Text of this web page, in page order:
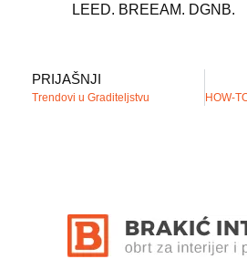
LEED. BREEAM. DGNB.
PRIJAŠNJI
Trendovi u Graditeljstvu